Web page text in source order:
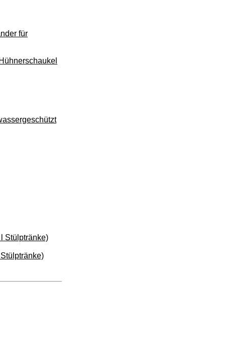
für
Stülptränke)